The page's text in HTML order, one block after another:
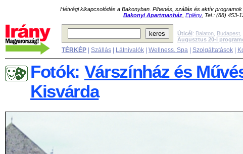
Hétvégi kikapcsolódás a Bakonyban. Pihenés, szállás és aktív
Bakonyi Apartmanház Eplény, Tel.: (88) 453-
Úticél: Balaton Budapest
Augusztus 20-i
TÉRKÉP Szállás Látnivalók Wellness, Spa Szolgáltatások
Fotók: Várszínház és
Kisvárda